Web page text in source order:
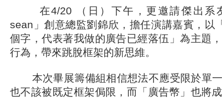
在4/20 （日）下午，更邀請傑出系
sean」創意總監劉錦欣，擔任演講嘉賓，以
個字，代表著我做的廣告已經落伍」為主題
行為，帶來跳脫框架的新思維。
本次畢展籌備組相信想法不應受限於單一
也不該被既定框架侷限，而「廣告幣」也將